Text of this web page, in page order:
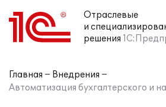
Отраслевые
и
решения
Главная
Внедрения
Автоматизация бухгалтерского